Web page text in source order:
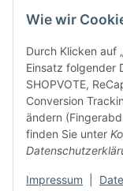
Wie wir
Durch Klicken auf
Einsatz folgender
SHOPVOTE,
Conversion
ändern
finden Sie unter
Impressum
unsere Partner